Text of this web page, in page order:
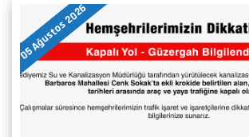
05 Ağustos 2026